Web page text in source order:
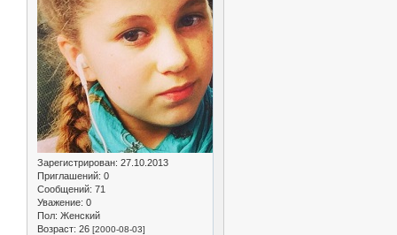
Зарегистрирован: 27.10.2013
Приглашений: 0
Сообщений: 71
Уважение: 0
Пол: Женский
Возраст: 26 [2000-08-03]